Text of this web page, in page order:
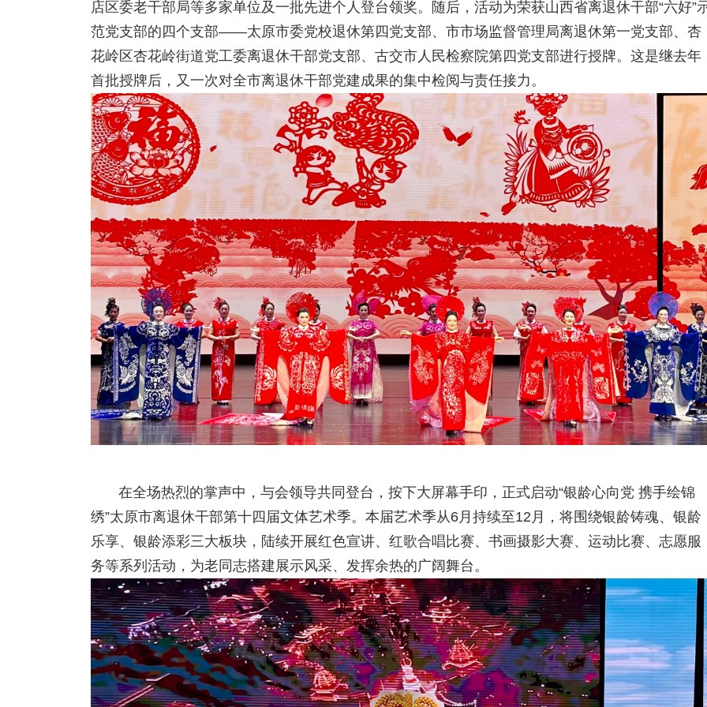
店区委老干部局等多家单位及一批先进个人登台领奖。随后，活动为荣获山西省离退休干部“六好”
范党支部的四个支部——太原市委党校退休第四党支部、市市场监督管理局离退休第一党支部、杏
花岭区杏花岭街道党工委离退休干部党支部、古交市人民检察院第四党支部进行授牌。这是继去年
首批授牌后，又一次对全市离退休干部党建成果的集中检阅与责任接力。
在全场热烈的掌声中，与会领导共同登台，按下大屏幕手印，正式启动“银龄心向党 携手绘锦
绣”太原市离退休干部第十四届文体艺术季。本届艺术季从6月持续至12月，将围绕银龄铸魂、银龄
乐享、银龄添彩三大板块，陆续开展红色宣讲、红歌合唱比赛、书画摄影大赛、运动比赛、志愿服
务等系列活动，为老同志搭建展示风采、发挥余热的广阔舞台。